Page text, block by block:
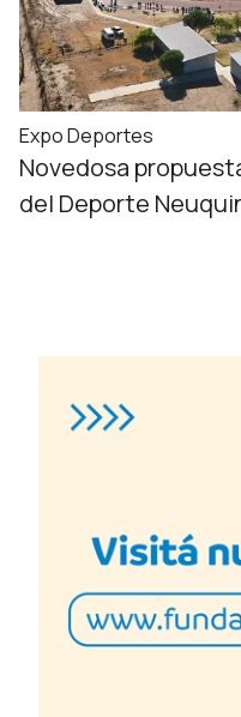
Expo Deportes
Novedosa
del Deporte